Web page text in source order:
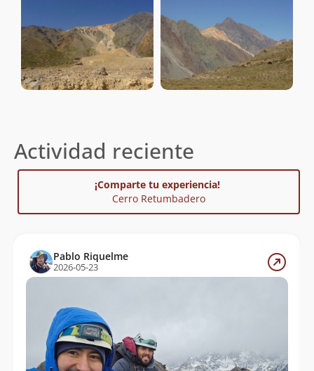
Actividad reciente
¡Comparte tu experiencia!
Cerro Retumbadero
Pablo Riquelme
2026-05-23